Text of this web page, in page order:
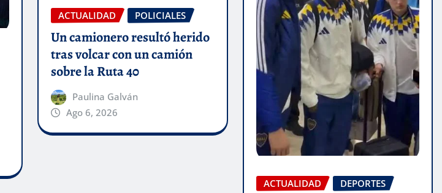
ACTUALIDAD POLICIALES
Un camionero resultó herido
tras volcar con un camión
sobre la Ruta 40
Paulina Galván
Ago 6, 2026
ACTUALIDAD DEPORTES